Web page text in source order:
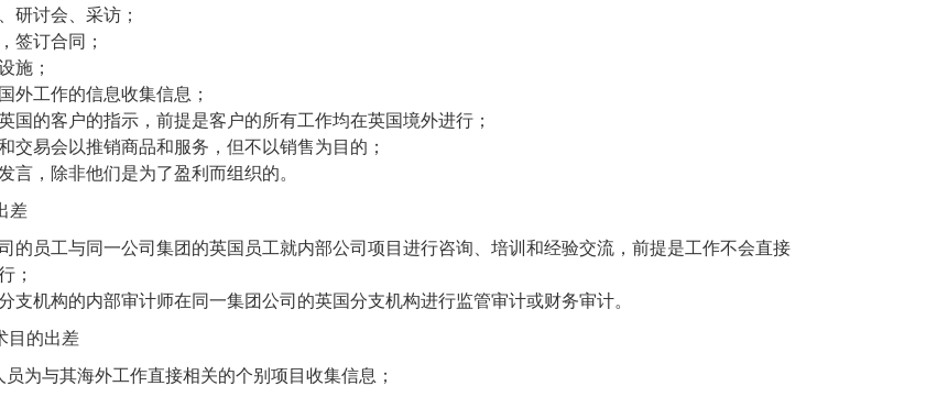
研讨会、采访；
签订合同；
施；
外工作的信息收集信息；
国的客户的指示，前提是客户的所有工作均在英国境外进行；
交易会以推销商品和服务，但不以销售为目的；
言，除非他们是为了盈利而组织的。
差
的员工与同一公司集团的英国员工就内部公司项目进行咨询、培训和经验交流，前提是工作不会直接
；
支机构的内部审计师在同一集团公司的英国分支机构进行监管审计或财务审计。
目的出差
为与其海外工作直接相关的个别项目收集信息；